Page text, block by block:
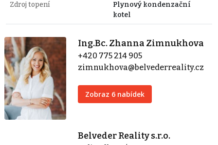
Zdroj topení
Plynový kondenzační
kotel
Ing.Bc. Zhanna Zimnukhova
+420 775 214 905
zimnukhova@belvederreality.cz
Zobraz 6 nabídek
Belveder Reality s.r.o.